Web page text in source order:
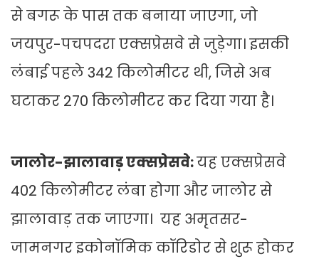
से बगरू के पास तक बनाया जाएगा, जो
जयपुर-पचपदरा एक्सप्रेसवे से जुड़ेगा। इसकी
लंबाई पहले 342 किलोमीटर थी, जिसे अब
घटाकर 270 किलोमीटर कर दिया गया है।
जालोर-झालावाड़ एक्सप्रेसवे:यह एक्सप्रेसवे
402 किलोमीटर लंबा होगा और जालोर से
झालावाड़ तक जाएगा। यह अमृतसर-
जामनगर इकोनॉमिक कॉरिडोर से शुरू होकर